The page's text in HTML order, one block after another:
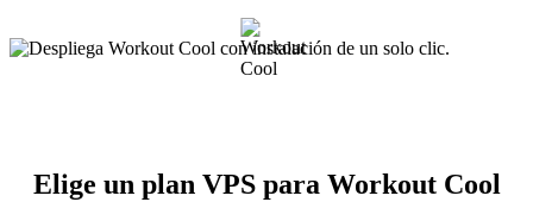
Elige un plan VPS para Workout Cool